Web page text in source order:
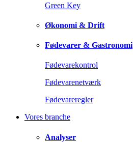
Green Key
Økonomi & Drift
Fødevarer & Gastronomi
Fødevarekontrol
Fødevarenetværk
Fødevareregler
Vores branche
Analyser